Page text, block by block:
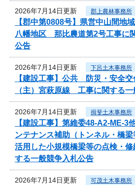
2026年7月14日更新 郡上農林事務所
【郡中第0808号】県営中山間地
八幡地区 那比農道第2号工事に
公告
2026年7月14日更新 下呂土木事務所
【建設工事】公共 防災・安全交
（主）宮萩原線 工事に関する
2026年7月14日更新 揖斐土木事務所
【建設工事】第維委48-A2-
ンテナンス補助（トンネル・橋
活用した小規模橋梁等の点検・
する一般競争入札公告
2026年7月14日更新 可茂土木事務所